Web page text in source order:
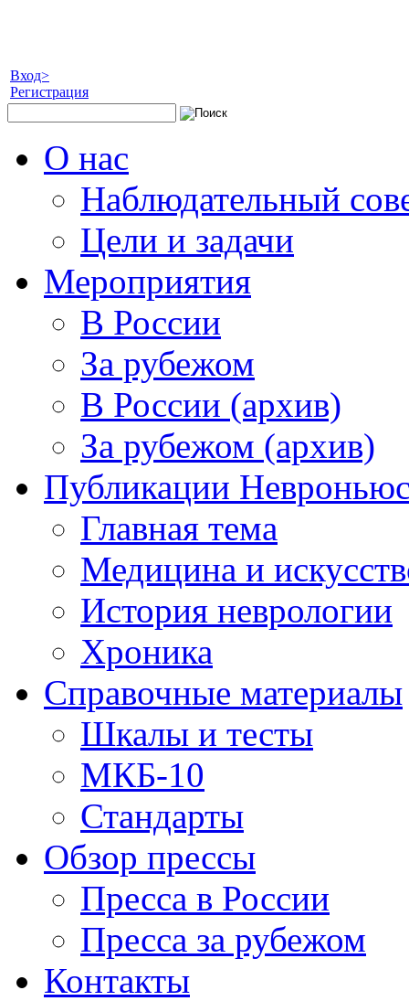
Вход>
Регистрация
О нас
Наблюдательный
Цели и задачи
Мероприятия
В России
За рубежом
В России (архив)
За рубежом (архив)
Публикации
Главная тема
Медицина и
История неврологии
Хроника
Справочные материалы
Шкалы и тесты
МКБ-10
Стандарты
Обзор прессы
Пресса в России
Пресса за рубежом
Контакты